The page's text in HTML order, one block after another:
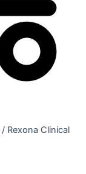
/ Rexona Clinical